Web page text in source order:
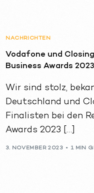
NACHRICHTEN
Vodafone und
Business Awards
Wir sind stolz,
Deutschland und
Finalisten bei den
Awards 2023 […]
3. NOVEMBER 2023 1 MIN